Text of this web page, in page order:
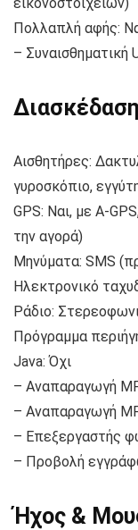
Πολλαπλή αφής:
– Συναισθηματική
Αισθητήρες:
γυροσκόπιο,
GPS: Ναι, με A-
την αγορά)
Μηνύματα: SMS
Ηλεκτρονικό
Ράδιο:
Πρόγραμμα
Java: Όχι
– Αναπαραγωγή
– Αναπαραγωγή
– Επεξεργαστής
– Προβολή
Ήχος &